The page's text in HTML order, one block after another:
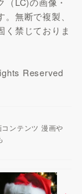
無断で複製、
く禁じておりま
Reserved
ンテンツ 漫画や